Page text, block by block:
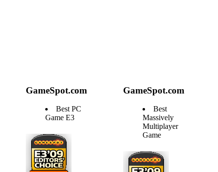
GameSpot.com
Best PC
Game E3
GameSpot.com
Best
Massively
Multiplayer
Game